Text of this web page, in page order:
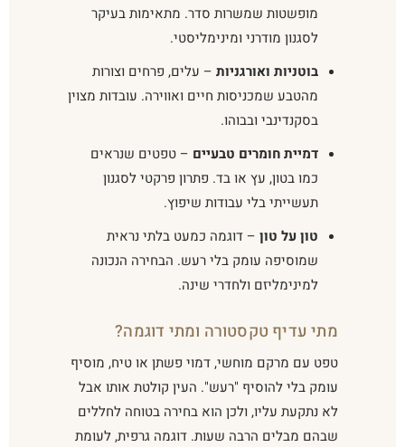
מופשטות שמשרות סדר. מתאימות בעיקר
לסגנון מודרני ומינימליסטי.
בוטניות ואורגניות – עלים, פרחים וצורות
מהטבע שמכניסות חיים ואווירה. עובדות מצוין
בסקנדינבי ובבוהו.
דמיית חומרים טבעיים – טפטים שנראים
כמו בטון, עץ או בד. פתרון פרקטי לסגנון
תעשייתי בלי עבודות שיפוץ.
טון על טון – דוגמה כמעט בלתי נראית
שמוסיפה עומק בלי רעש. הבחירה הנכונה
למינימליזם ולחדרי שינה.
מתי עדיף טקסטורה ומתי דוגמה?
טפט עם מרקם מוחשי, דמוי פשתן או טיח, מוסיף
עומק בלי להוסיף "רעש". העין קולטת אותו אבל
לא נתקעת עליו, ולכן הוא בחירה בטוחה לחללים
שבהם מבלים הרבה שעות. דוגמה גרפית, לעומת